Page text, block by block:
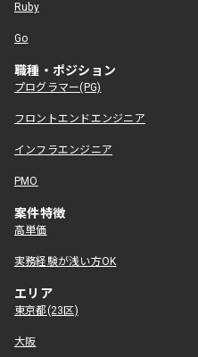
Ruby
Go
職種・ポジション
プログラマー(PG)
フロントエンドエンジニア
インフラエンジニア
PMO
案件特徴
高単価
実務経験が浅い方OK
エリア
東京都(23区)
大阪